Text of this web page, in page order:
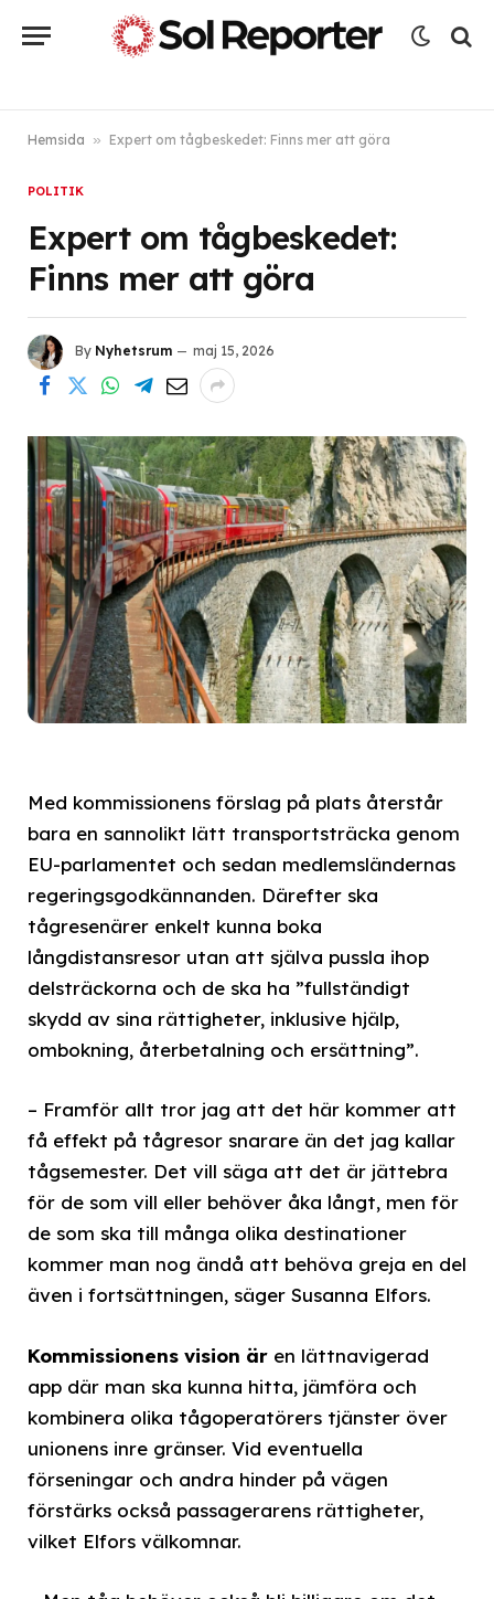
Hemsida » Expert om tågbeskedet: Finns mer att göra
POLITIK
Expert om tågbeskedet:
Finns mer att göra
By Nyhetsrum maj 15, 2026
Med kommissionens förslag på plats återstår
bara en sannolikt lätt transportsträcka genom
EU-parlamentet och sedan medlemsländernas
regeringsgodkännanden. Därefter ska
tågresenärer enkelt kunna boka
långdistansresor utan att själva pussla ihop
delsträckorna och de ska ha ”fullständigt
skydd av sina rättigheter, inklusive hjälp,
ombokning, återbetalning och ersättning”.
– Framför allt tror jag att det här kommer att
få effekt på tågresor snarare än det jag kallar
tågsemester. Det vill säga att det är jättebra
för de som vill eller behöver åka långt, men för
de som ska till många olika destinationer
kommer man nog ändå att behöva greja en del
även i fortsättningen, säger Susanna Elfors.
Kommissionens vision är en lättnavigerad
app där man ska kunna hitta, jämföra och
kombinera olika tågoperatörers tjänster över
unionens inre gränser. Vid eventuella
förseningar och andra hinder på vägen
förstärks också passagerarens rättigheter,
vilket Elfors välkomnar.